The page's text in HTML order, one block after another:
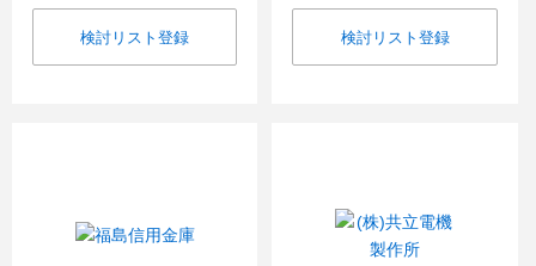
検討リスト登録 検討リスト登録